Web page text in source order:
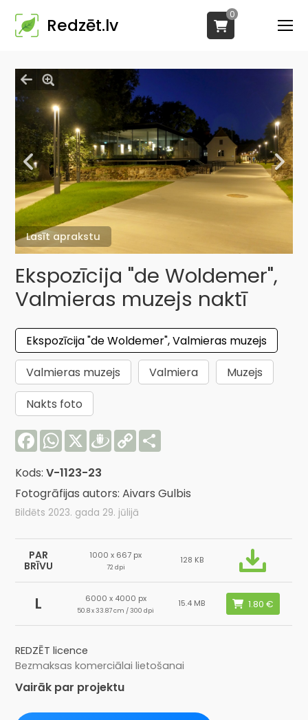
Redzēt.lv
0
Lasīt aprakstu
Ekspozīcija "de Woldemer",
Valmieras muzejs naktī
Ekspozīcija "de Woldemer", Valmieras muzejs
Valmieras muzejs
Valmiera
Muzejs
Nakts foto
FacebookWhatsApp
X Draugiem
Copy
Link
Kods:V-1123-23
Fotogrāfijas autors: Aivars Gulbis
Bildēts 2023. gada 29. jūlijā
PAR
BRĪVU
1000 x 667 px
72 dpi
128 KB
L 6000 x 4000 px
50.8 x 33.87 cm / 300 dpi
15.4 MB
REDZĒT licence
Bezmaksas komerciālai lietošanai
Vairāk par projektu